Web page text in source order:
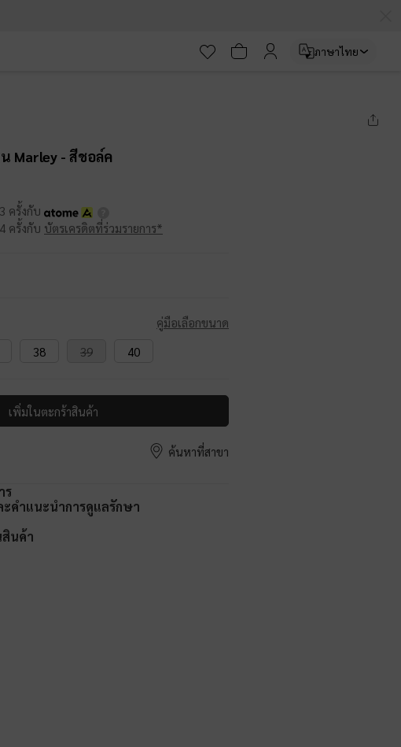
ภาษาไทย
Marley - สีชอล์ค
ครั้งกับ
ครั้งกับ บัตรเครดิตที่ร่วมรายการ*
คู่มือเลือกขนาด
38 39 40
เพิ่มในตะกร้าสินค้า
ค้นหาที่สาขา
ร
คำแนะนำการดูแลรักษา
สินค้า